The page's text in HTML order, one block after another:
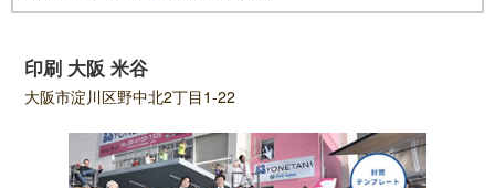
印刷 大阪 米谷
大阪市淀川区野中北2丁目1-22